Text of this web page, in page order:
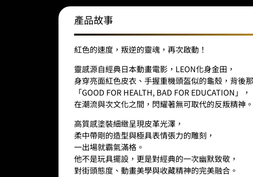
產品故事
紅色的速度，叛逆的靈魂，再次啟動！
靈感源自經典日本動畫電影，LEON化身金田，
身穿亮面紅色皮衣、手握重機頭盔似的龜殼，背
「GOOD FOR HEALTH, BAD FOR EDUCATION」，
在潮流與次文化之間，閃耀著無可取代的反叛精神。
高質感塗裝細緻呈現皮革光澤，
柔中帶剛的造型與極具表情張力的雕刻，
一出場就霸氣滿格。
他不是玩具擺設，更是對經典的一次幽默致敬，
對街頭態度、動畫美學與收藏精神的完美融合。